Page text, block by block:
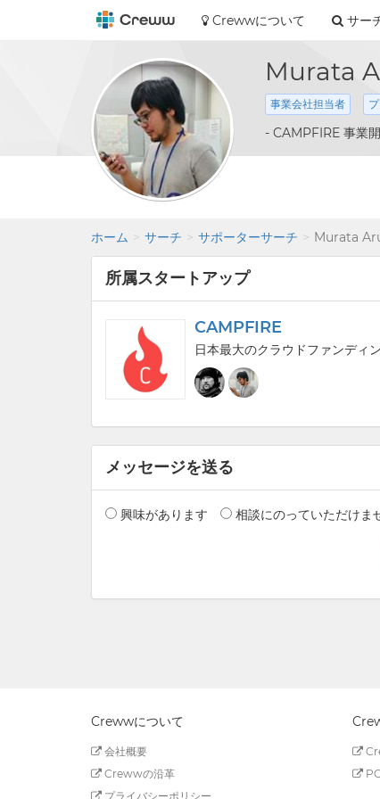
Crewwについて サー
Murata
事業会社担当者
- CAMPFIRE 事業
ホーム サーチ サポーターサーチ Murata
所属スタートアップ
CAMPFIRE
日本最大のクラウドファンディ
メッセージを送る
興味があります 相談にのっていただけま
Crewwについて
会社概要
Crewwの沿革
プライバシーポリシー